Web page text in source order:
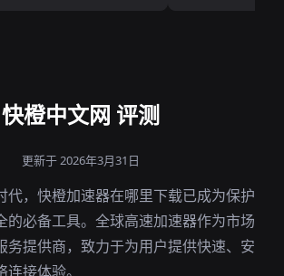
快橙中文网 评测
更新于 2026年3月31日
代，快橙加速器在哪里下载已成为保护
的必备工具。全球高速加速器作为市场
务提供商，致力于为用户提供快速、安
接体验。